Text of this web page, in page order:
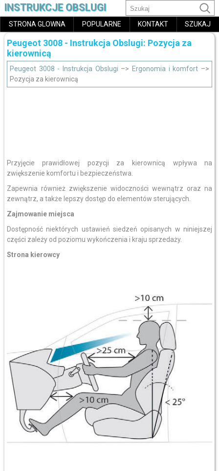
INSTRUKCJE OBSLUGI
STRONA GLOWNA POPULARNE KONTAKT SZUKAJ
Peugeot 3008 - Instrukcja Obslugi: Pozycja za
kierownicą
Peugeot 3008 - Instrukcja Obslugi –> Ergonomia i komfort –>
Pozycja za kierownicą
Przyjęcie prawidłowej pozycji za kierownicą wpływa na
zwiększenie komfortu i bezpieczeństwa.
Zapewnia również zwiększenie widoczności wewnątrz oraz na
zewnątrz, a także lepszy dostęp do elementów sterujących.
Zajmowanie miejsca
Dostępność niektórych ustawień siedzeń opisanych w niniejszej
części zależy od poziomu wykończenia i kraju sprzedaży.
Strona kierowcy